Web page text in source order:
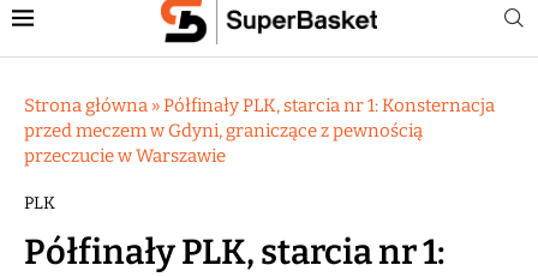
Strona główna »Półfinały PLK, starcia nr 1: Konsternacja
przed meczem w Gdyni, graniczące z pewnością
przeczucie w Warszawie
PLK
Półfinały PLK, starcia nr 1: